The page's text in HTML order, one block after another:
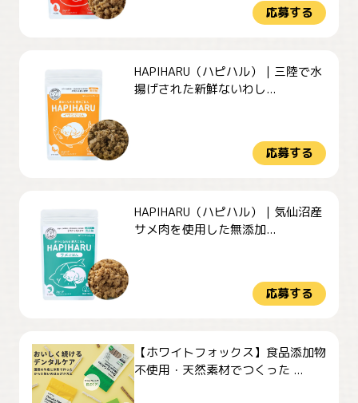
応募する
HAPIHARU（ハピハル）｜三陸で水
揚げされた新鮮ないわし...
応募する
HAPIHARU（ハピハル）｜気仙沼産
サメ肉を使用した無添加...
応募する
【ホワイトフォックス】食品添加物
不使用・天然素材でつくった ...